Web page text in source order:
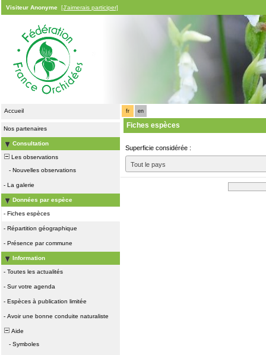
Visiteur Anonyme [J'aimerais participer]
Accueil
Nos partenaires
Consultation
Les observations
- Nouvelles observations
- La galerie
Données par espèce
- Fiches espèces
- Répartition géographique
- Présence par commune
Information
- Toutes les actualités
- Sur votre agenda
- Espèces à publication limitée
- Avoir une bonne conduite naturaliste
Aide
- Symboles
fr en
Fiches espèces
Superficie considérée :
Tout le pays